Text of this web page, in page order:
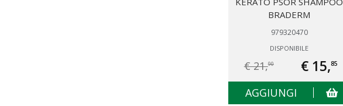
BRADERM
979320470
DISPONIBILE
€ 21,90 € 15,85
AGGIUNGI